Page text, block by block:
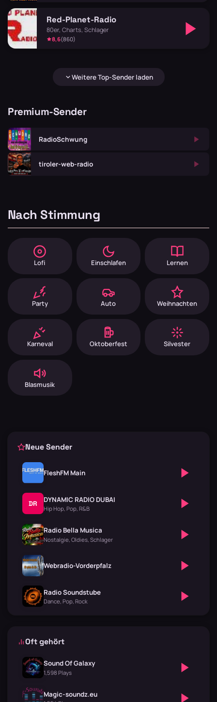
Red-Planet-Radio
80er, Charts, Schlager
8,6(860)
Weitere Top-Sender laden
Premium-Sender
RadioSchwung
tiroler-web-radio
Nach Stimmung
Lofi Einschlafen Lernen
Party Auto Weihnachten
Karneval Oktoberfest Silvester
Blasmusik
Neue Sender
FleshFM Main
DR DYNAMIC RADIO DUBAI
Hip Hop, Pop, R&B
Radio Bella Musica
Nostalgie, Oldies, Schlager
Webradio-Vorderpfalz
Radio Soundstube
Dance, Pop, Rock
Oft gehört
Sound Of Galaxy
1,598 Plays
Magic-soundz.eu